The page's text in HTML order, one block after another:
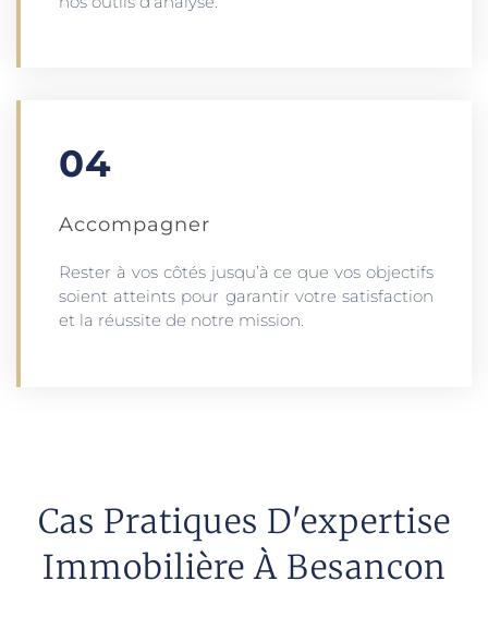
04
Accompagner
Rester à vos côtés jusqu’à ce que vos objectifs
soient atteints pour garantir votre satisfaction
et la réussite de notre mission.
Cas Pratiques D'expertise
Immobilière À Besancon